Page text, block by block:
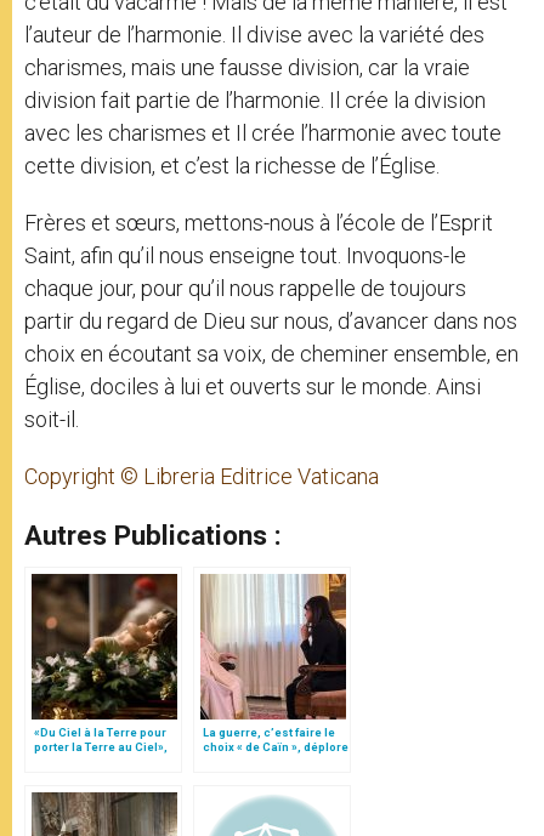
l’auteur de l’harmonie. Il divise avec la variété des
charismes, mais une fausse division, car la vraie
division fait partie de l’harmonie. Il crée la division
avec les charismes et Il crée l’harmonie avec toute
cette division, et c’est la richesse de l’Église.
Frères et sœurs, mettons-nous à l’école de l’Esprit
Saint, afin qu’il nous enseigne tout. Invoquons-le
chaque jour, pour qu’il nous rappelle de toujours
partir du regard de Dieu sur nous, d’avancer dans nos
choix en écoutant sa voix, de cheminer ensemble, en
Église, dociles à lui et ouverts sur le monde. Ainsi
soit-il.
Copyright © Libreria Editrice Vaticana
Autres Publications :
«Du Ciel à la Terre pour
porter la Terre au Ciel»,
La guerre, c’est faire le
choix « de Caïn », déplore